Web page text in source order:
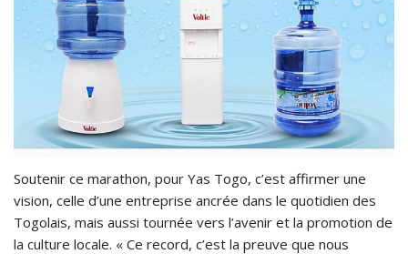
Soutenir ce marathon, pour Yas Togo, c’est affirmer une
vision, celle d’une entreprise ancrée dans le quotidien des
Togolais, mais aussi tournée vers l’avenir et la promotion de
la culture locale. « Ce record, c’est la preuve que nous